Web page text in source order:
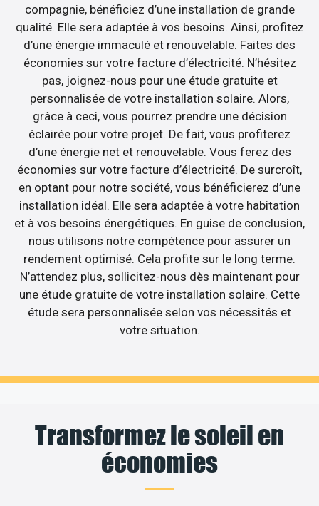
compagnie, bénéficiez d’une installation de grande
qualité. Elle sera adaptée à vos besoins. Ainsi, profitez
d’une énergie immaculé et renouvelable. Faites des
économies sur votre facture d’électricité. N’hésitez
pas, joignez-nous pour une étude gratuite et
personnalisée de votre installation solaire. Alors,
grâce à ceci, vous pourrez prendre une décision
éclairée pour votre projet. De fait, vous profiterez
d’une énergie net et renouvelable. Vous ferez des
économies sur votre facture d’électricité. De surcroît,
en optant pour notre société, vous bénéficierez d’une
installation idéal. Elle sera adaptée à votre habitation
et à vos besoins énergétiques. En guise de conclusion,
nous utilisons notre compétence pour assurer un
rendement optimisé. Cela profite sur le long terme.
N’attendez plus, sollicitez-nous dès maintenant pour
une étude gratuite de votre installation solaire. Cette
étude sera personnalisée selon vos nécessités et
votre situation.
Transformez le soleil en
économies